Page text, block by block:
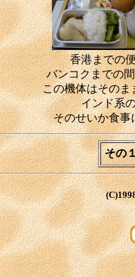
香港までの
バンコクまでの
この機体はそのま
インド系
そのせいか食事
その